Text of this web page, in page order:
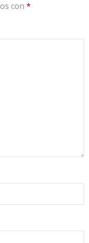
con *